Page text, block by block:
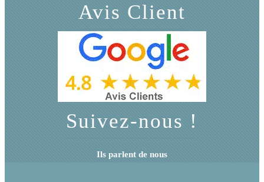
Avis Client
Suivez-nous !
Ils parlent de nous